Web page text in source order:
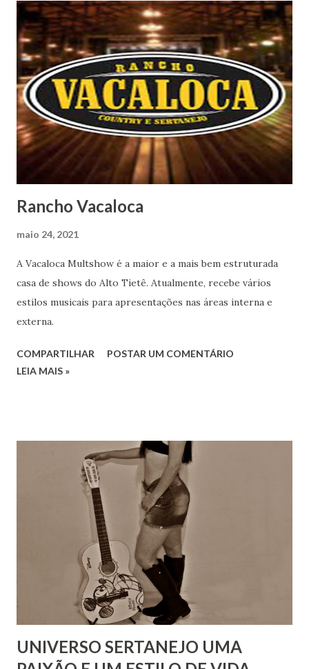
Rancho Vacaloca
maio 24, 2021
A Vacaloca Multshow é a maior e a mais bem estruturada
casa de shows do Alto Tietê. Atualmente, recebe vários
estilos musicais para apresentações nas áreas interna e
externa.
COMPARTILHAR
POSTAR UM COMENTÁRIO
LEIA MAIS »
UNIVERSO SERTANEJO UMA